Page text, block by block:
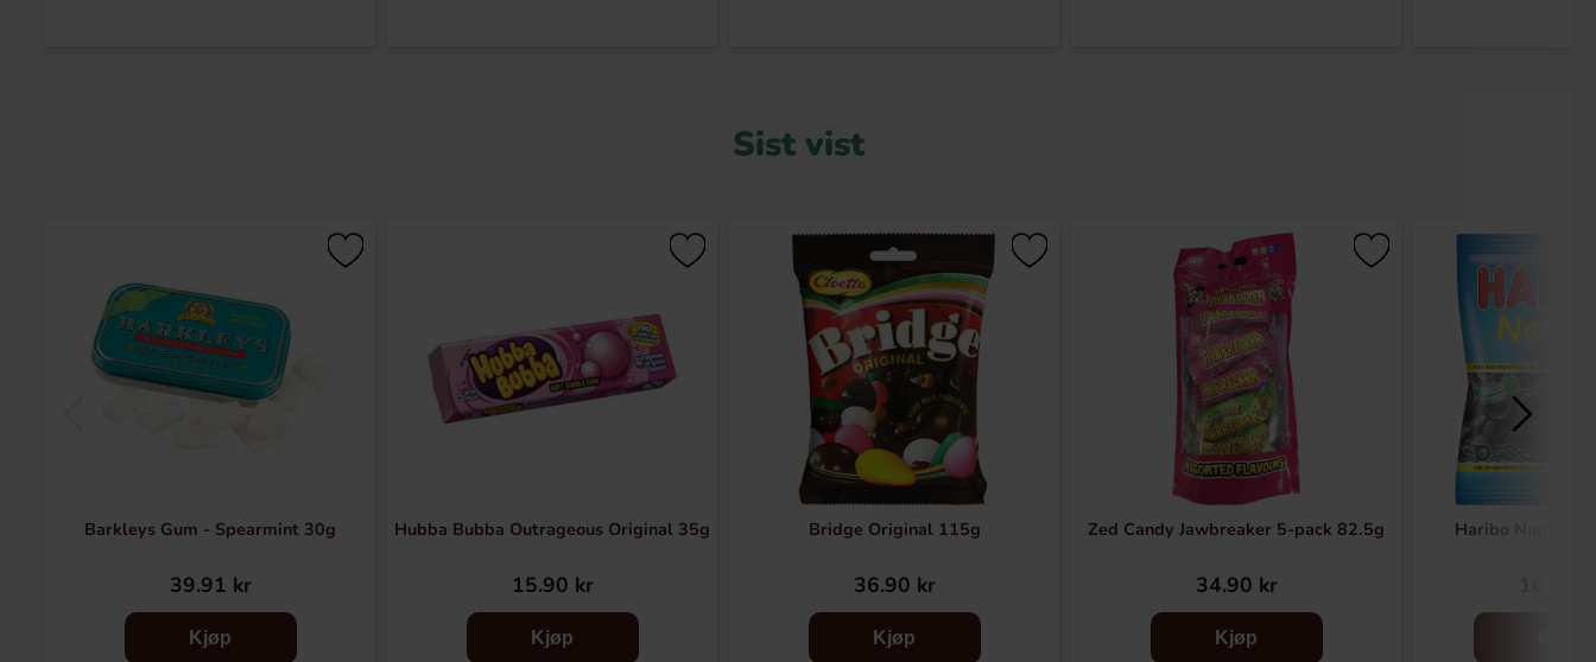
Sist vist
Barkleys Gum - Spearmint 30g
39.91 kr
Kjøp
Hubba Bubba Outrageous Original 35g
15.90 kr
Kjøp
Bridge Original 115g
36.90 kr
Kjøp
Zed Candy Jawbreaker 5-pack 82.5g
34.90 kr
Kjøp
Haribo Nappar